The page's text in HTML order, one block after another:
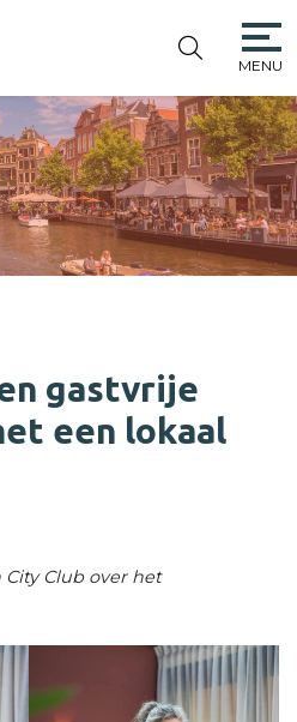
MENU
gastvrije
een lokaal
Club over het